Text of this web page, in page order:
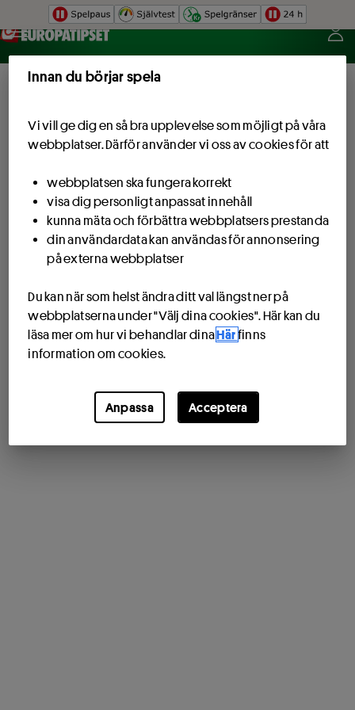
Hoppa till innehåll
Innan du börjar spela
Vi vill ge dig en så bra upplevelse som möjligt på våra
webbplatser. Därför använder vi oss av cookies för att
webbplatsen ska fungera korrekt
visa dig personligt anpassat innehåll
kunna mäta och förbättra webbplatsers prestanda
din användardata kan användas för annonsering
på externa webbplatser
Du kan när som helst ändra ditt val längst ner på
webbplatserna under "Välj dina cookies". Här kan du
läsa mer om hur vi behandlar dinaHär finns
information om cookies.
Anpassa Acceptera